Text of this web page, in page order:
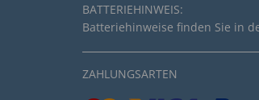
BATTERIEHINWEIS:
Batteriehinweise finden Sie in
ZAHLUNGSARTEN